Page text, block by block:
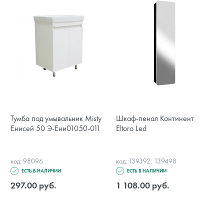
Тумба под умывальник Misty
Енисей 50 Э-Ени01050-011
код: 98096
ЕСТЬ В НАЛИЧИИ
297.00 руб.
Шкаф-пенал Континент
Eltoro Led
код: 139392, 139498
ЕСТЬ В НАЛИЧИИ
1 108.00 руб.